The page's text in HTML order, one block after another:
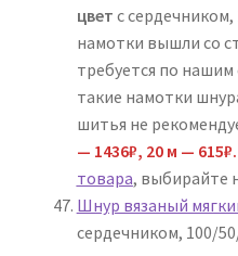
цвет с
намотки вышли со
требуется по
такие намотки
шитья не
— 1436₽, 20 м — 615₽.
товара, выбирайте
Шнур вязаный
сердечником, 100/